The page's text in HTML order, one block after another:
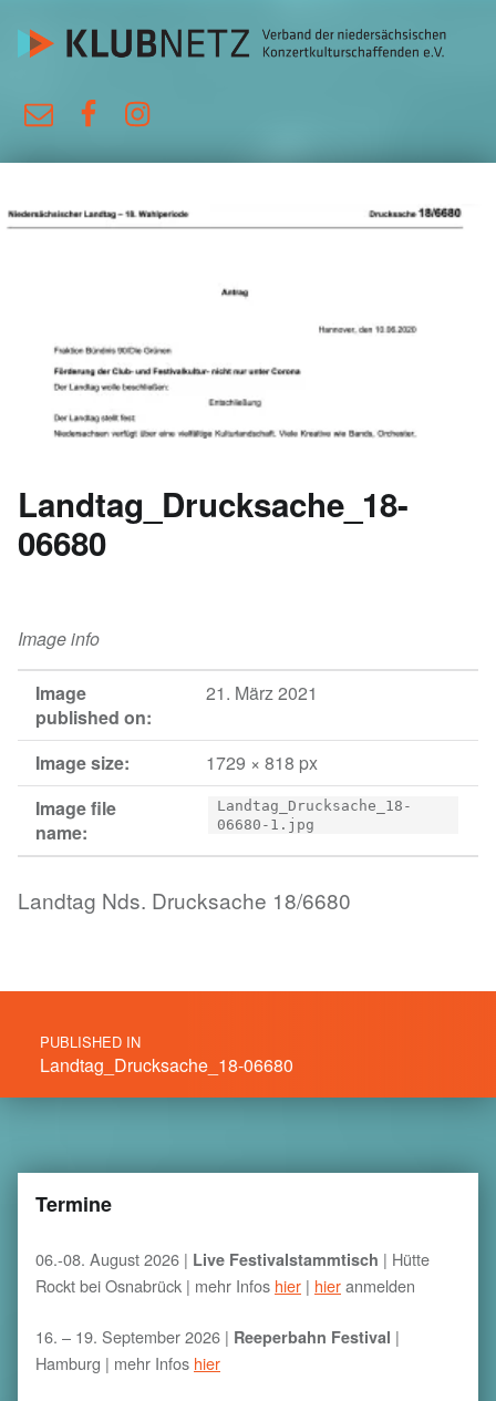
Landtag_Drucksache_18-
06680
Image info
Image
published on:
21. März 2021
Image size:
1729 × 818 px
Image file
name:
Landtag_Drucksache_18-
06680-1.jpg
Landtag Nds. Drucksache 18/6680
Post navigation
PUBLISHED IN
Landtag_Drucksache_18-06680
Termine
06.-08. August 2026 | Live Festivalstammtisch | Hütte
Rockt bei Osnabrück | mehr Infos hier | hieranmelden
16. – 19. September 2026 | Reeperbahn Festival |
Hamburg | mehr Infos hier